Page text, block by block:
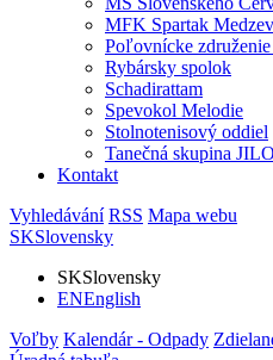
MFK Spartak Medzev
Poľovnícke
Rybársky spolok
Schadirattam
Spevokol Melodie
Stolnotenisový oddiel
Tanečná skupina
Kontakt
Vyhledávání RSS Mapa webu
SKSlovensky
SKSlovensky
ENEnglish
Voľby Kalendár - Odpady